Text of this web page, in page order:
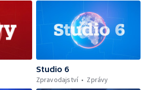
Studio 6
Zpravodajství
Zprávy